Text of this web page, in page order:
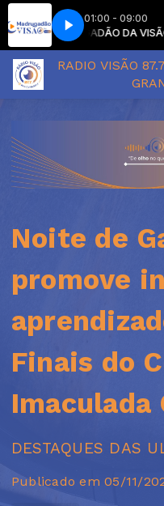
01:00 - 09:00
MADRUGADÃO DA
RADIO VISÃO
Noite de
promove
Finais do
Imaculada
DESTAQUES DAS
Publicado em 05/11/